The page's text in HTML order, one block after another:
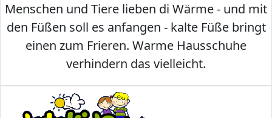
Menschen und Tiere lieben di Wärme - und mit
den Füßen soll es anfangen - kalte Füße bringt
einen zum Frieren. Warme Hausschuhe
verhindern das vielleicht.